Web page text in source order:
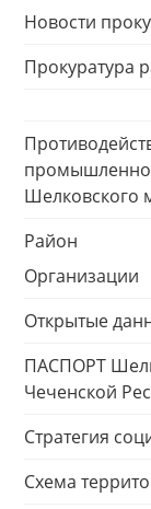
Новости
Прокуратура
Шелковского
Район
Организации
Открытые
ПАСПОРТ
Чеченской
Стратегия
Схема